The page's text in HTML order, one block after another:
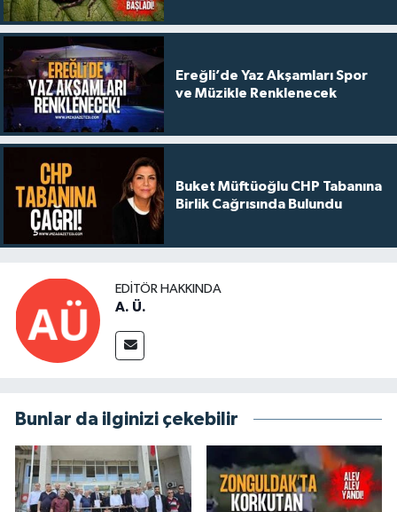
Ereğli’de Yaz Akşamları Spor
ve Müzikle Renklenecek
Buket Müftüoğlu CHP Tabanına
Birlik Cağrısında Bulundu
EDITÖR HAKKINDA
A. Ü.
Bunlar da ilginizi çekebilir